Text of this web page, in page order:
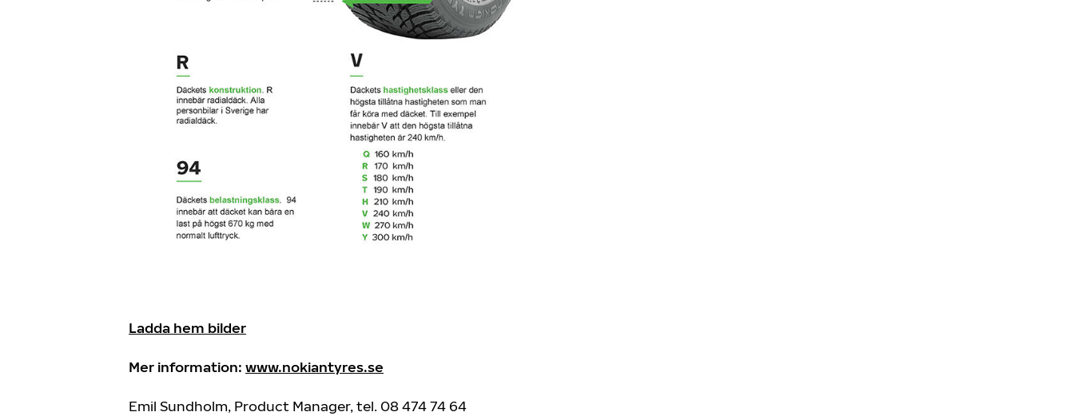
Ladda hem bilder
Mer information: www.nokiantyres.se
Emil Sundholm, Product Manager, tel. 08 474 74 64